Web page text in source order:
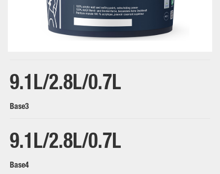
9.1L/2.8L/0.7L
Base3
9.1L/2.8L/0.7L
Base4